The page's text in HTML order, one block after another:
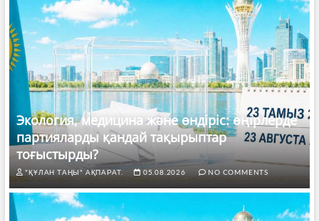
Экология, медицина және өндіріс: өңірлерде
партияларды қандай тақырыптар
тоғыстырды?
"ҚҰЛАН ТАҢЫ" АҚПАРАТ. 05.08.2026 NO COMMENTS